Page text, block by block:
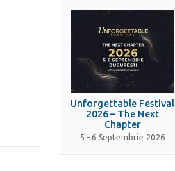
Unforgettable Festival
2026 – The Next
Chapter
5 - 6 Septembrie 2026